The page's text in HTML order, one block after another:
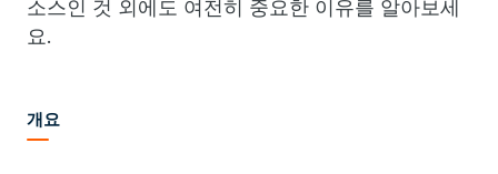
소스인 것 외에도 여전히 중요한 이유를 알아보세
요.
개요